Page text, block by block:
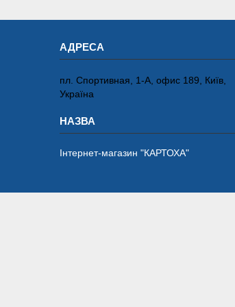
пл. Спортивная, 1-А, офис 189, Київ,
Україна
Інтернет-магазин "КАРТОХА"